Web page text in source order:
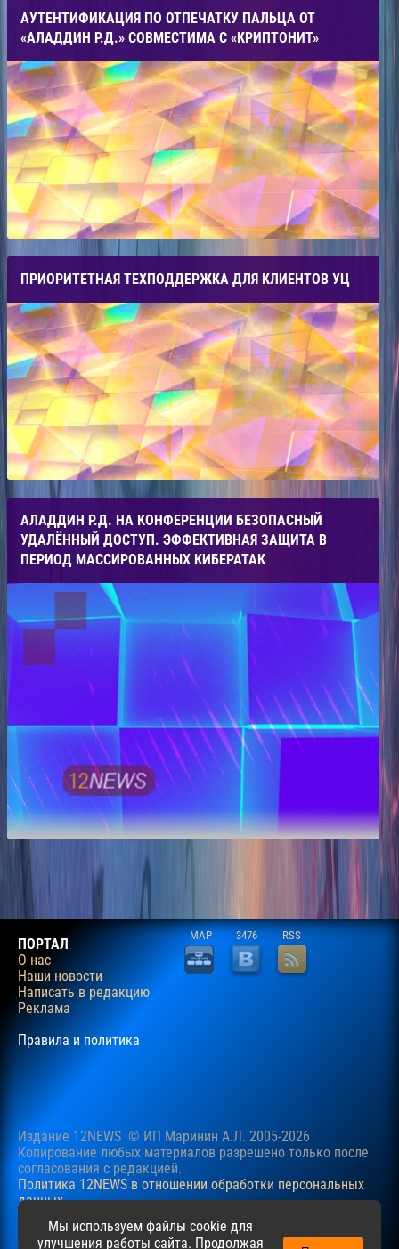
АУТЕНТИФИКАЦИЯ ПО ОТПЕЧАТКУ ПАЛЬЦА ОТ
«АЛАДДИН Р.Д.» СОВМЕСТИМА С «КРИПТОНИТ»
ПРИОРИТЕТНАЯ ТЕХПОДДЕРЖКА ДЛЯ КЛИЕНТОВ УЦ
АЛАДДИН Р.Д. НА КОНФЕРЕНЦИИ БЕЗОПАСНЫЙ
УДАЛЁННЫЙ ДОСТУП. ЭФФЕКТИВНАЯ ЗАЩИТА В
ПЕРИОД МАССИРОВАННЫХ КИБЕРАТАК
ПОРТАЛ
О нас
Наши новости
Написать в редакцию
Реклама
Правила и политика
MAP 3476 RSS
Издание 12NEWS © ИП Маринин А.Л. 2005-2026
Копирование любых материалов разрешено только после
согласования c редакцией.
Политика 12NEWS в отношении обработки персональных
данных
Наш сайт использует файлы cookie для учучшения
пользовательского опыта. Продолжая просматривать сайт,
Мы используем файлы cookie для
улучшения работы сайта. Продолжая